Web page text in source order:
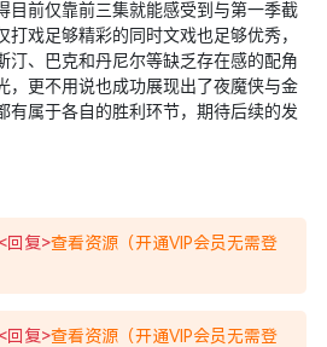
目前仅靠前三集就能感受到与第一季截
戏足够精彩的同时文戏也足够优秀，
汀、巴克和丹尼尔等缺乏存在感的配角
，更不用说也成功展现出了夜魔侠与金
有属于各自的胜利环节，期待后续的发
<回复>查看资源（开通VIP会员无需登
<回复>查看资源（开通VIP会员无需登